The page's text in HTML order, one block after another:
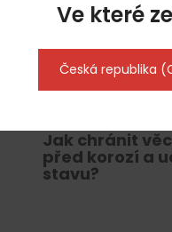
Blog
Novinka na
vitríny, které
Jak chránit
před korozí a
stavu?
Ve které
Česká republika